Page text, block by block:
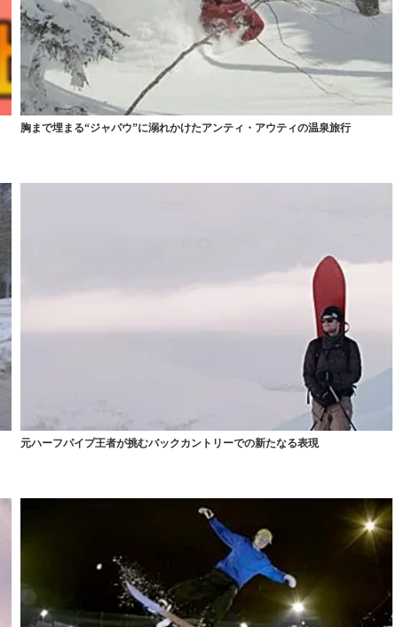
胸まで埋まる“ジャパウ”に溺れかけたアンティ・アウティの温泉旅行
元ハーフパイプ王者が挑むバックカントリーでの新たなる表現